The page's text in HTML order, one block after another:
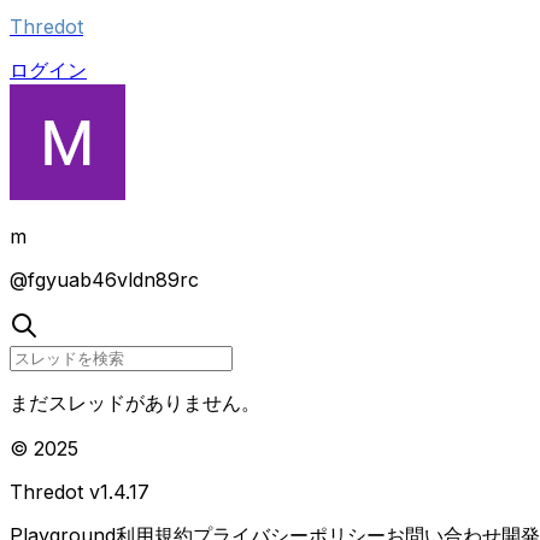
Thredot
ログイン
m
@fgyuab46vldn89rc
まだスレッドがありません。
© 2025
Thredot v1.4.17
Playground利用規約プライバシーポリシーお問い合わせ開